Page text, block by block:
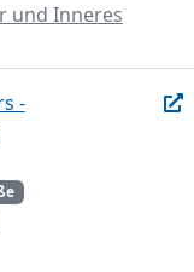
und Inneres
-